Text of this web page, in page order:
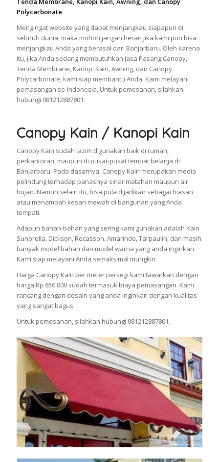
Polycarbonate.
Mengingat website yang dapat menjangkau siapapun di
seluruh dunia, maka mohon jangan heran jika kami pun bisa
menjangkau Anda yang berasal dari Banjarbaru. Oleh karena
itu, jika Anda sedang membutuhkan Jasa Pasang Canopy,
Tenda Membrane, Kanopi Kain, Awning, dan Canopy
Polycarbonate; kami siap membantu Anda. Kami melayani
pemasangan se-Indonesia. Untuk pemesanan, silahkan
hubungi 081212887801.
Canopy Kain / Kanopi Kain
Canopy Kain sudah lazim digunakan baik di rumah,
perkantoran, maupun di pusat-pusat tempat belanja di
Banjarbaru. Pada dasarnya, Canopy Kain merupakan media
pelindung terhadap panasnya sinar matahari maupun air
hujan. Namun selain itu, bisa pula dijadikan sebagai hiasan
atau menambah kesan mewah di bangunan yang Anda
tempati.
Adapun bahan-bahan yang sering kami gunakan adalah Kain
Sunbrella, Dickson, Recasson, Amarindo, Tarpaulin, dan masih
banyak model bahan dan model warna yang anda inginkan.
Kami siap melayani Anda semaksimal mungkin.
Harga Canopy Kain per meter persegi kami tawarkan dengan
harga Rp 650.000 sudah termasuk biaya pemasangan. Kami
rancang dengan desain yang anda inginkan dengan kualitas
yang sangat bagus.
Untuk pemesanan, silahkan hubungi 081212887801.